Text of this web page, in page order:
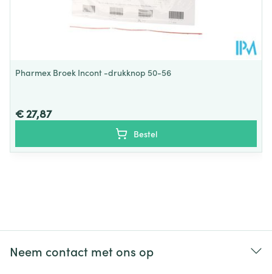
Pharmex Broek Incont -drukknop 50-56
€ 27,87
Bestel
Neem contact met ons op